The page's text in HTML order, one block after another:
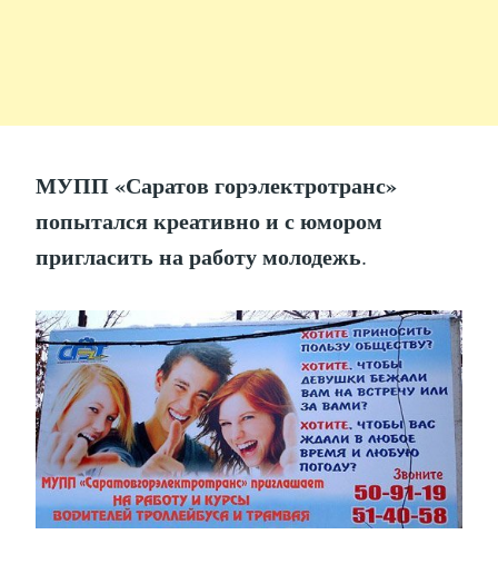
МУПП «Саратов горэлектротранс»
попытался креативно и с юмором
пригласить на работу молодежь.